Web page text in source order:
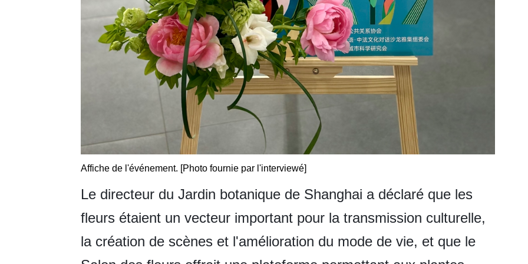
Affiche de l'événement. [Photo fournie par l'interviewé]
Le directeur du Jardin botanique de Shanghai a déclaré que les
fleurs étaient un vecteur important pour la transmission culturelle,
la création de scènes et l'amélioration du mode de vie, et que le